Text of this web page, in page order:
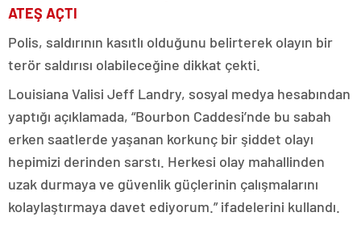
ATEŞ AÇTI
Polis, saldırının kasıtlı olduğunu belirterek olayın bir
terör saldırısı olabileceğine dikkat çekti.
Louisiana Valisi Jeff Landry, sosyal medya hesabından
yaptığı açıklamada, “Bourbon Caddesi’nde bu sabah
erken saatlerde yaşanan korkunç bir şiddet olayı
hepimizi derinden sarstı. Herkesi olay mahallinden
uzak durmaya ve güvenlik güçlerinin çalışmalarını
kolaylaştırmaya davet ediyorum.” ifadelerini kullandı.